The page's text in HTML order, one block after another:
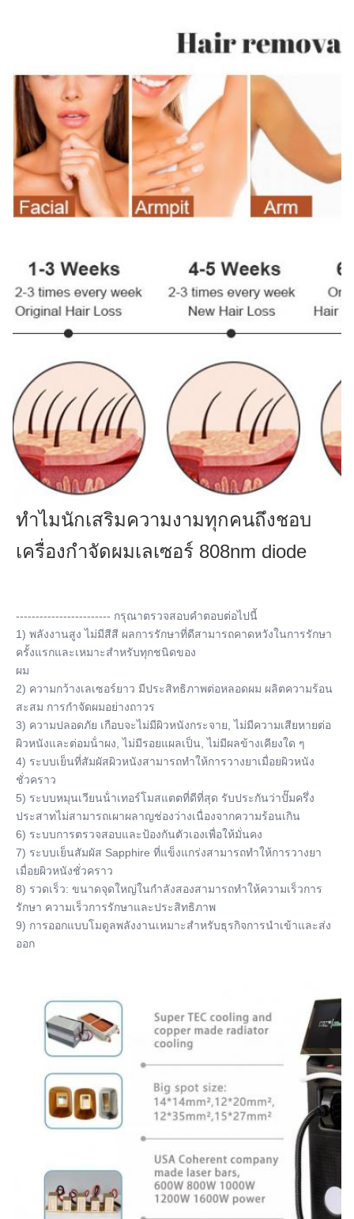
คู่มือ+ซีดี+การฝึกอบรมออนไลน์
ราคา เครื่องเลเซอร์กำจัดขน alexandrite
HD Laser Beauty Equipment:
เลเซอร์กำจัดขน 3D Diode ฟื้นฟูผิว
Quality Certification:
CE ISO13485 TGA MDSAP ผู้จัดจำหน่าย
Aesthetic Machines Type:
MDSAP อนุมัติเลเซอร์ไดโอด 808nm alexandrite
ทําไมนักเสริมความงามทุกคนถึงชอบ
เครื่องกําจัดผมเลเซอร์ 808nm diode
------------------------ กรุณาตรวจสอบคําตอบต่อไปนี้
1) พลังงานสูง ไม่มีสีสี ผลการรักษาที่ดีสามารถคาดหวังในการรักษา
ครั้งแรกและเหมาะสําหรับทุกชนิดของ
ผม
2) ความกว้างเลเซอร์ยาว มีประสิทธิภาพต่อหลอดผม ผลิตความร้อน
สะสม การกําจัดผมอย่างถาวร
3) ความปลอดภัย เกือบจะไม่มีผิวหนังกระจาย, ไม่มีความเสียหายต่อ
ผิวหนังและต่อมน้ําผง, ไม่มีรอยแผลเป็น, ไม่มีผลข้างเคียงใด ๆ
4) ระบบเย็นที่สัมผัสผิวหนังสามารถทําให้การวางยาเมื่อยผิวหนัง
ชั่วคราว
5) ระบบหมุนเวียนน้ําเทอร์โมสแตตที่ดีที่สุด รับประกันว่าปั๊มครึ่ง
ประสาทไม่สามารถเผาผลาญช่องว่างเนื่องจากความร้อนเกิน
6) ระบบการตรวจสอบและป้องกันตัวเองเพื่อให้มั่นคง
7) ระบบเย็นสัมผัส Sapphire ที่แข็งแกร่งสามารถทําให้การวางยา
เมื่อยผิวหนังชั่วคราว
8) รวดเร็ว: ขนาดจุดใหญ่ในกําลังสองสามารถทําให้ความเร็วการ
รักษา ความเร็วการรักษาและประสิทธิภาพ
9) การออกแบบโมดูลพลังงานเหมาะสําหรับธุรกิจการนําเข้าและส่ง
ออก